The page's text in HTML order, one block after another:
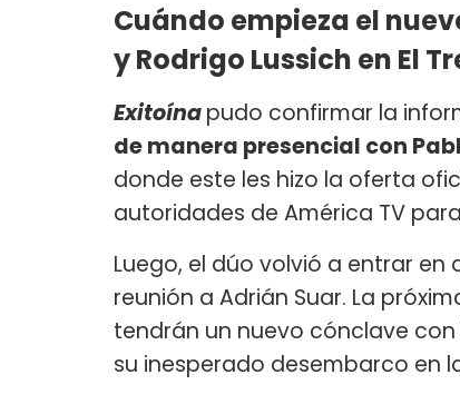
Cuándo empieza el
y Rodrigo Lussich en El
Exitoínapudo confirmar la
de manera presencial con
donde este les hizo la oferta
autoridades de América TV
Luego, el dúo volvió a entrar
reunión a Adrián Suar. La
tendrán un nuevo cónclave
su inesperado desembarco en